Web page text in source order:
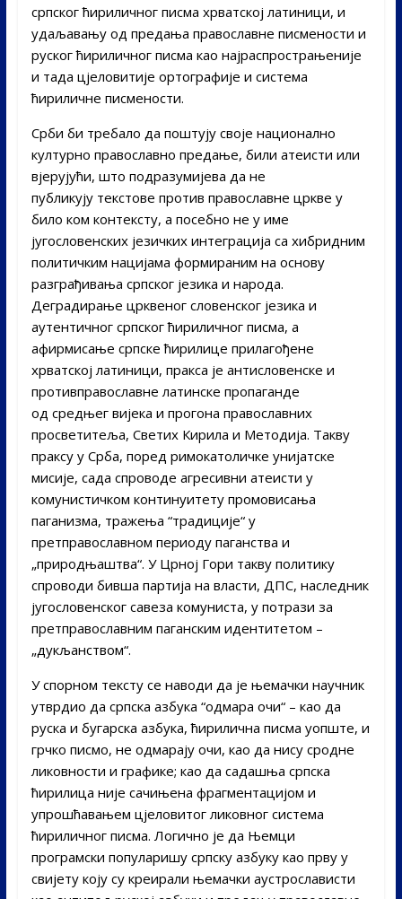
српског ћириличног писма хрватској латиници, и
удаљавању од предања православне писмености и
руског ћириличног писма као најраспрострањеније
и тада цјеловитиjе ортографије и система
ћириличне писмености.
Срби би требало да поштују своје национално
културно православно предање, били атеисти или
вјерујући, што подразумијева да не
публикују текстове против православне цркве у
било ком контексту, а посебно не у име
југословенских језичких интеграција са хибридним
политичким нацијама формираним на основу
разграђивања српског језика и народа.
Деградирање црквеног словенског језика и
аутентичног српског ћириличног писма, а
афирмисање српске ћирилице прилагођене
хрватској латиници, пракса је антисловенске и
противправославне латинске пропаганде
од средњег вијека и прогона православних
просветитеља, Светих Кирила и Методија. Такву
праксу у Срба, поред римокатоличке унијатске
мисије, сада спроводе агресивни атеисти у
комунистичком континуитету промовисања
паганизма, тражења “традиције“ у
претправославном периоду паганства и
„природњаштва“. У Црној Гори такву политику
спроводи бивша партија на власти, ДПС, наследник
југословенског савеза комуниста, у потрази за
претправославним паганским идентитетом –
„дукљанством“.
У спорном тексту се наводи да је њемачки научник
утврдио да српска азбука “одмара очи“ – као да
руска и бугарска азбука, ћирилична писма уопште, и
грчко писмо, не одмарају очи, као да нису сродне
ликовности и графике; као да садашња српска
ћирилица није сачињена фрагментацијом и
упрошћавањем цјеловитог ликовног система
ћириличног писма. Логично је да Њемци
програмски популаришу српску азбуку као прву у
свијету коју су креирали њемачки аустрослависти